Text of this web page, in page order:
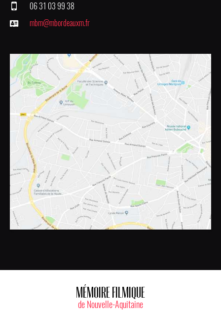
06 31 03 99 38
mbm@mbordeauxm.fr
MÉMOIRE FILMIQUE
de Nouvelle-Aquitaine